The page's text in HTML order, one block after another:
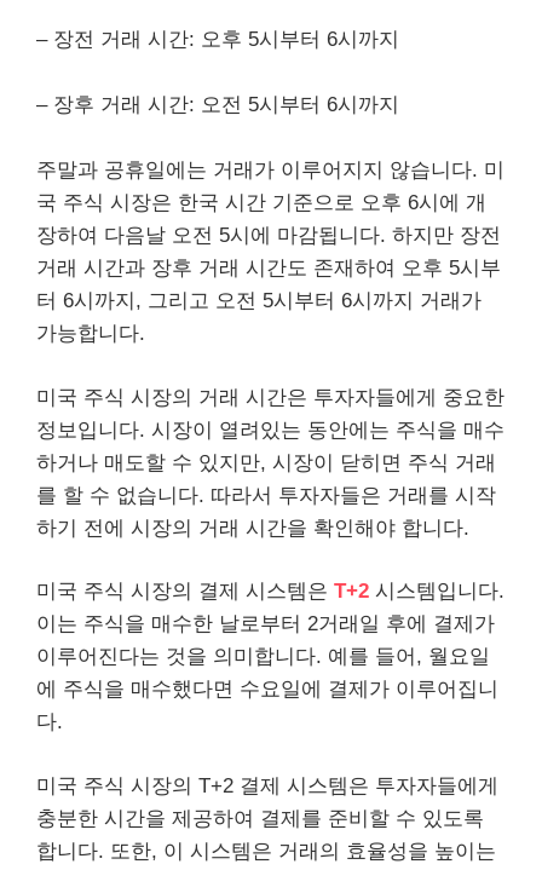
– 장전 거래 시간: 오후 5시부터 6시까지
– 장후 거래 시간: 오전 5시부터 6시까지
주말과 공휴일에는 거래가 이루어지지 않습니다. 미
국 주식 시장은 한국 시간 기준으로 오후 6시에 개
장하여 다음날 오전 5시에 마감됩니다. 하지만 장전
거래 시간과 장후 거래 시간도 존재하여 오후 5시부
터 6시까지, 그리고 오전 5시부터 6시까지 거래가
가능합니다.
미국 주식 시장의 거래 시간은 투자자들에게 중요한
정보입니다. 시장이 열려있는 동안에는 주식을 매수
하거나 매도할 수 있지만, 시장이 닫히면 주식 거래
를 할 수 없습니다. 따라서 투자자들은 거래를 시작
하기 전에 시장의 거래 시간을 확인해야 합니다.
미국 주식 시장의 결제 시스템은 T+2 시스템입니다.
이는 주식을 매수한 날로부터 2거래일 후에 결제가
이루어진다는 것을 의미합니다. 예를 들어, 월요일
에 주식을 매수했다면 수요일에 결제가 이루어집니
다.
미국 주식 시장의 T+2 결제 시스템은 투자자들에게
충분한 시간을 제공하여 결제를 준비할 수 있도록
합니다. 또한, 이 시스템은 거래의 효율성을 높이는